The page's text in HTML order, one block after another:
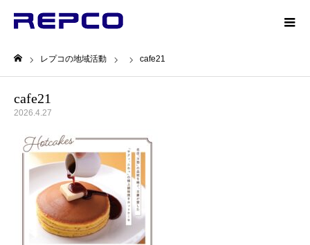
レプコの地域活動 cafe21
cafe21
2026.4.27